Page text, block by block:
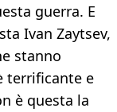
guerra. E
Ivan Zaytsev,
stanno
terrificante e
è questa la